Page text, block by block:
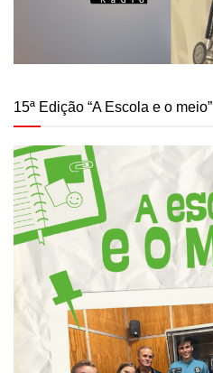
15ª Edição “A Escola e o meio”